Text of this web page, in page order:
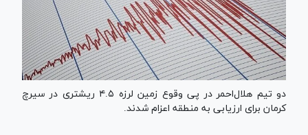
دو تیم هلال‌احمر در پی وقوع زمین لرزه ۴.۵ ریشتری در سیرچ
کرمان برای ارزیابی به منطقه اعزام شدند.